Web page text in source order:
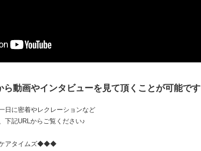
ら動画やインタビューを見て頂くことが可能です
日に密着やレクレーションなど
下記URLからご覧ください♪
イムズ◆◆◆